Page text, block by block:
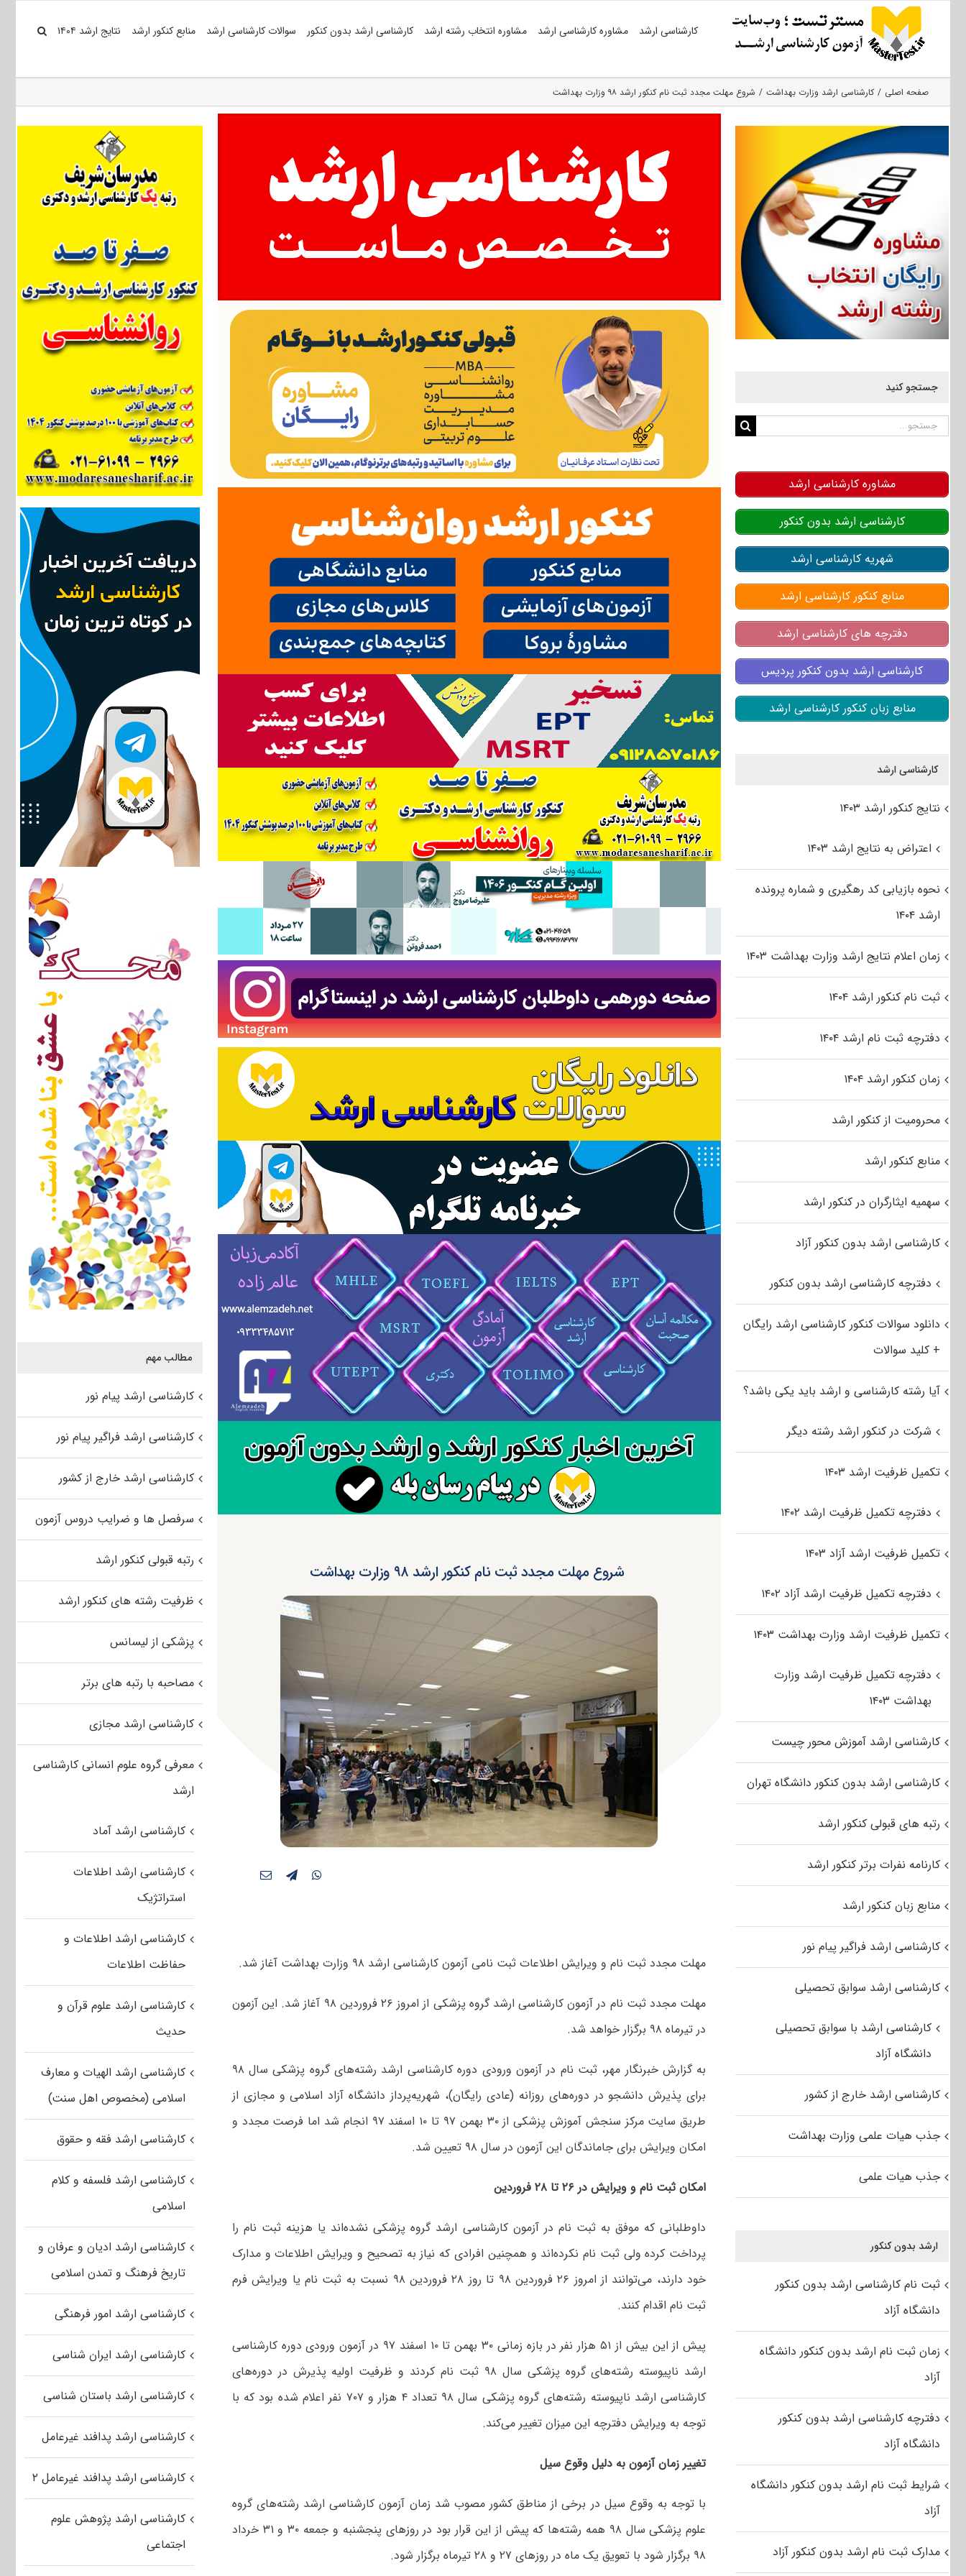
کارشناسی ارشد مشاوره کارشناسی ارشد مشاوره انتخاب رشته ارشد کارشناسی ارشد بدون کنکور سوالات کارشناسی ارشد منابع کنکور ارشد نتایج ارشد ۱۴۰۴
صفحه اصلی کارشناسی ارشد وزارت بهداشت شروع مهلت مجدد ثبت نام کنکور ارشد ۹۸ وزارت بهداشت
شروع مهلت مجدد ثبت نام کنکور ارشد ۹۸ وزارت بهداشت
مهلت مجدد ثبت نام و ویرایش اطلاعات ثبت نامی آزمون‌ کارشناسی‌ ارشد ۹۸ وزارت بهداشت آغاز شد.
مهلت مجدد ثبت نام در آزمون کارشناسی ارشد گروه پزشکی از امروز ۲۶ فروردین ۹۸ آغاز شد. این آزمون
در تیرماه ۹۸ برگزار خواهد شد.
به گزارش خبرنگار مهر، ثبت نام در آزمون ورودی دوره کارشناسی ارشد رشته‌های گروه پزشکی سال ۹۸
برای پذیرش دانشجو در دوره‌های روزانه (عادی رایگان)، شهریه‌پرداز دانشگاه آزاد اسلامی و مجازی از
طریق سایت مرکز سنجش آموزش پزشکی از ۳۰ بهمن ۹۷ تا ۱۰ اسفند ۹۷ انجام شد اما فرصت مجدد و
امکان ویرایش برای جاماندگان این آزمون در سال ۹۸ تعیین شد.
امکان ثبت نام و ویرایش در ۲۶ تا ۲۸ فروردین
داوطلبانی که موفق به ثبت نام در آزمون کارشناسی ارشد گروه پزشکی نشده‌اند یا هزینه ثبت نام را
پرداخت کرده ولی ثبت نام نکرده‌اند و همچنین افرادی که نیاز به تصحیح و ویرایش اطلاعات و مدارک
خود دارند، می‌توانند از امروز ۲۶ فروردین ۹۸ تا روز ۲۸ فروردین ۹۸ نسبت به ثبت نام یا ویرایش فرم
ثبت نام اقدام کنند.
پیش از این بیش از ۵۱ هزار نفر در بازه زمانی ۳۰ بهمن تا ۱۰ اسفند ۹۷ در آزمون ورودی دوره کارشناسی
ارشد ناپیوسته رشته‌های گروه پزشکی سال ۹۸ ثبت نام کردند و ظرفیت اولیه پذیرش در دوره‌های
کارشناسی ارشد ناپیوسته رشته‌های گروه پزشکی سال ۹۸ تعداد ۴ هزار و ۷۰۷ نفر اعلام شده بود که با
توجه به ویرایش دفترچه این میزان تغییر می‌کند.
تغییر زمان آزمون به دلیل وقوع سیل
با توجه به وقوع سیل در برخی از مناطق کشور مصوب شد زمان آزمون کارشناسی ارشد رشته‌های گروه
علوم پزشکی سال ۹۸ همه رشته‌ها که پیش از این قرار بود در روزهای پنجشنبه و جمعه ۳۰ و ۳۱ خرداد
۹۸ برگزار شود با تعویق یک ماه در روزهای ۲۷ و ۲۸ تیرماه برگزار شود.
مطالب مهم
کارشناسی ارشد پیام نور
کارشناسی ارشد فراگیر پیام نور
کارشناسی ارشد خارج از کشور
سرفصل ها و ضرایب دروس آزمون
رتبه قبولی کنکور ارشد
ظرفیت رشته های کنکور ارشد
پزشکی از لیسانس
مصاحبه با رتبه های برتر
کارشناسی ارشد مجازی
معرفی گروه علوم انسانی کارشناسی
ارشد
کارشناسی ارشد آماد
کارشناسی ارشد اطلاعات
استراتژیک
کارشناسی ارشد اطلاعات و
حفاظت اطلاعات
کارشناسی ارشد علوم قرآن و
حدیث
کارشناسی ارشد الهیات و معارف
اسلامی (مخصوص اهل سنت)
کارشناسی ارشد فقه و حقوق
کارشناسی ارشد فلسفه و کلام
اسلامی
کارشناسی ارشد ادیان و عرفان و
تاریخ فرهنگ و تمدن اسلامی
کارشناسی ارشد امور فرهنگی
کارشناسی ارشد ایران شناسی
کارشناسی ارشد باستان شناسی
کارشناسی ارشد پدافند غیرعامل
کارشناسی ارشد پدافند غیرعامل ۲
کارشناسی ارشد پژوهش علوم
اجتماعی
جستجو کنید
جستجو
مشاوره کارشناسی ارشد
کارشناسی ارشد بدون کنکور
شهریه کارشناسی ارشد
منابع کنکور کارشناسی ارشد
دفترچه های کارشناسی ارشد
کارشناسی ارشد بدون کنکور پردیس
منابع زبان کنکور کارشناسی ارشد
کارشناسی ارشد
نتایج کنکور ارشد ۱۴۰۳
اعتراض به نتایج ارشد ۱۴۰۳
نحوه بازیابی کد رهگیری و شماره پرونده
ارشد ۱۴۰۴
زمان اعلام نتایج ارشد وزارت بهداشت ۱۴۰۳
ثبت نام کنکور ارشد ۱۴۰۴
دفترچه ثبت نام ارشد ۱۴۰۴
زمان کنکور ارشد ۱۴۰۴
محرومیت از کنکور ارشد
منابع کنکور ارشد
سهمیه ایثارگران در کنکور ارشد
کارشناسی ارشد بدون کنکور آزاد
دفترچه کارشناسی ارشد بدون کنکور
دانلود سوالات کنکور کارشناسی ارشد رایگان
+ کلید سوالات
آیا رشته کارشناسی و ارشد باید یکی باشد؟
شرکت در کنکور ارشد رشته دیگر
تکمیل ظرفیت ارشد ۱۴۰۳
دفترچه تکمیل ظرفیت ارشد ۱۴۰۲
تکمیل ظرفیت ارشد آزاد ۱۴۰۳
دفترچه تکمیل ظرفیت ارشد آزاد ۱۴۰۲
تکمیل ظرفیت ارشد وزارت بهداشت ۱۴۰۳
دفترچه تکمیل ظرفیت ارشد وزارت
بهداشت ۱۴۰۳
کارشناسی ارشد آموزش محور چیست
کارشناسی ارشد بدون کنکور دانشگاه تهران
رتبه های قبولی کنکور ارشد
کارنامه نفرات برتر کنکور ارشد
منابع زبان کنکور ارشد
کارشناسی ارشد فراگیر پیام نور
کارشناسی ارشد سوابق تحصیلی
کارشناسی ارشد با سوابق تحصیلی
دانشگاه آزاد
کارشناسی ارشد خارج از کشور
جذب هیات علمی وزارت بهداشت
جذب هیات علمی
ارشد بدون کنکور
ثبت نام کارشناسی ارشد بدون کنکور
دانشگاه آزاد
زمان ثبت نام ارشد بدون کنکور دانشگاه
آزاد
دفترچه کارشناسی ارشد بدون کنکور
دانشگاه آزاد
شرایط ثبت نام ارشد بدون کنکور دانشگاه
آزاد
مدارک ثبت نام ارشد بدون کنکور آزاد